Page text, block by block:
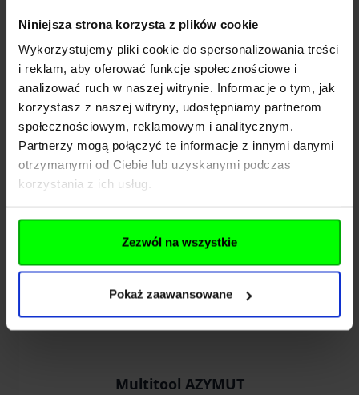
Niniejsza strona korzysta z plików cookie
Wykorzystujemy pliki cookie do spersonalizowania treści
i reklam, aby oferować funkcje społecznościowe i
analizować ruch w naszej witrynie. Informacje o tym, jak
korzystasz z naszej witryny, udostępniamy partnerom
społecznościowym, reklamowym i analitycznym.
Partnerzy mogą połączyć te informacje z innymi danymi
otrzymanymi od Ciebie lub uzyskanymi podczas
korzystania z ich usług.
Zezwól na wszystkie
Pokaż zaawansowane
Pliki do pobrania
Może Ci się przydać
Navigating through the elements of the carousel is
Press to skip carousel
Press to go to carousel navigation
Multitool AZYMUT